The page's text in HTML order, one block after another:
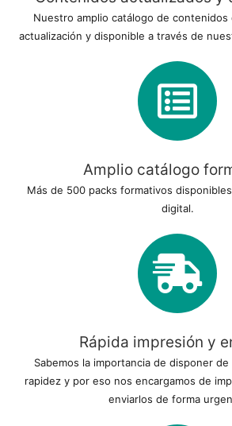
Nuestro amplio catálogo de
actualización y disponible a través de
Amplio catálogo
Más de 500 packs formativos
digital.
Rápida impresión y
Sabemos la importancia de disponer
rapidez y por eso nos encargamos de
enviarlos de forma